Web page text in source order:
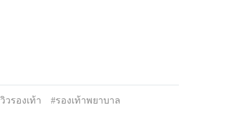
วรองเท้า
#รองเท้าพยาบาล